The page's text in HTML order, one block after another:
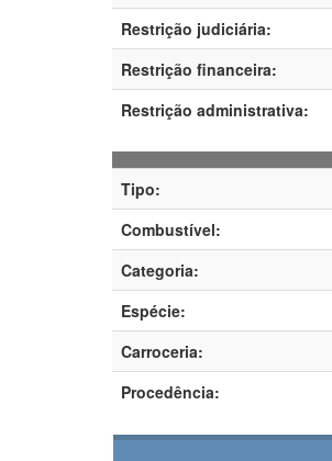
Restrição judiciária:
Restrição financeira:
Restrição administrativa:
Tipo:
Combustível:
Categoria:
Espécie:
Carroceria:
Procedência: